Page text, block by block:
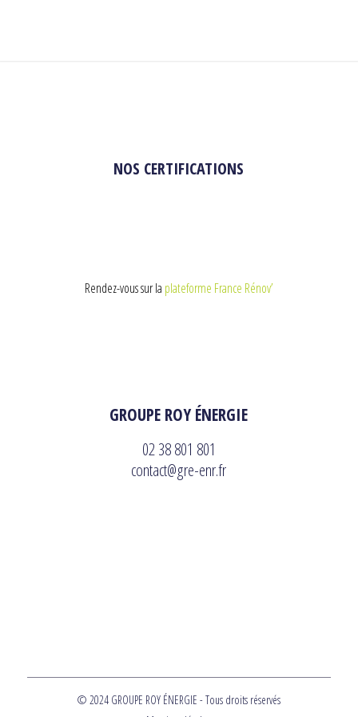
GROUPE ROY ÉNERGIE
02 38 801 801
contact@gre-enr.fr
NOS CERTIFICATIONS
Rendez-vous sur la plateforme France Rénov’
© 2024 GROUPE ROY ÉNERGIE - Tous droits réservés